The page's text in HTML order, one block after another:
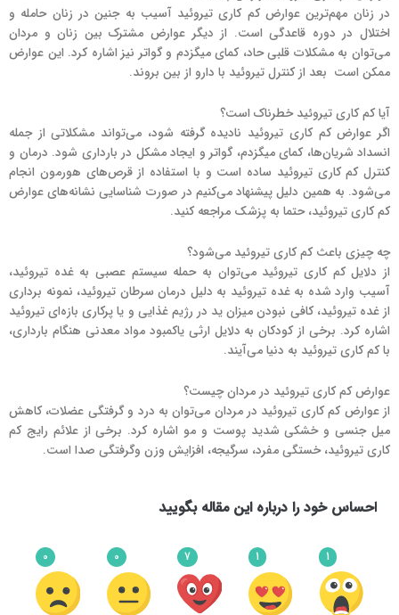
در زنان مهم‌ترین عوارض کم کاری تیروئید آسیب به جنین در زنان حامله و
اختلال در دوره قاعدگی است. از دیگر عوارض مشترک بین زنان و مردان
می‌توان به مشکلات قلبی حاد، کمای میگزدم و گواتر نیز اشاره کرد. این عوارض
ممکن است بعد از کنترل تیروئید با دارو از بین بروند.
آیا کم کاری تیروئید خطرناک است؟
اگر عوارض کم کاری تیروئید نادیده گرفته شود، می‌تواند مشکلاتی از جمله
انسداد شریان‌ها، کمای میگزدم، گواتر و ایجاد مشکل در بارداری شود. درمان و
کنترل کم کاری تیروئید ساده است و با استفاده از قرص‌های هورمون انجام
می‌شود. به همین دلیل پیشنهاد می‌کنیم در صورت شناسایی نشانه‌های عوارض
کم کاری تیروئید، حتما به پزشک مراجعه کنید.
چه چیزی باعث کم کاری تیروئید می‌شود؟
از دلایل کم کاری تیروئید می‌توان به حمله سیستم عصبی به غده تیروئید،
آسیب وارد شده به غده تیروئید به دلیل درمان سرطان تیروئید، نمونه برداری
از غده تیروئید، کافی نبودن میزان ید در رژیم غذایی و یا پرکاری بازه‌ای تیروئید
اشاره کرد. برخی از کودکان به دلایل ارثی یاکمبود مواد معدنی هنگام بارداری،
با کم کاری تیروئید به دنیا می‌آیند.
عوارض کم کاری تیروئید در مردان چیست؟
از عوارض کم کاری تیروئید در مردان می‌توان به درد و گرفتگی عضلات، کاهش
میل جنسی و خشکی شدید پوست و مو اشاره کرد. برخی از علائم رایج کم
کاری تیروئید، خستگی مفرد، سرگیجه، افزایش وزن وگرفتگی صدا است.
احساس خود را درباره این مقاله بگویید
1
1
7
0
0